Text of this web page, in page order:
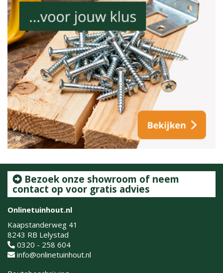
Bezoek onze showroom of neem
contact op voor gratis advies
Onlinetuinhout.nl
Kaapstanderweg 41
8243 RB Lelystad
0320 - 258 604
info@onlinetuinhout.nl